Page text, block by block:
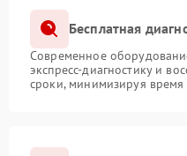
Бесплатная
Современное
экспресс-диагностику и
сроки, минимизируя время